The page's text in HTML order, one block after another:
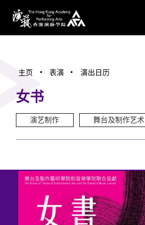
香港演艺学院
主页 表演 演出日历
女书
演艺制作 舞台及制作艺术